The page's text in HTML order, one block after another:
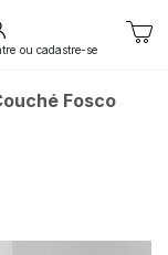
ou cadastre-se
Fosco